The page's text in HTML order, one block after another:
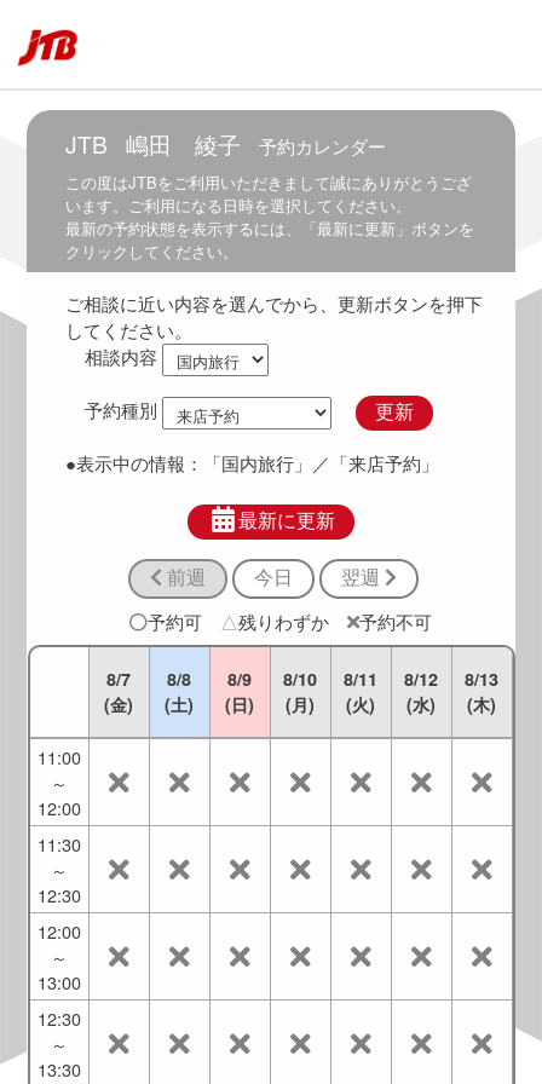
JTB 嶋田 綾子 予約カレンダー
この度はJTBをご利用いただきまして誠にありがとうござ
います。ご利用になる日時を選択してください。
最新の予約状態を表示するには、「最新に更新」ボタンを
クリックしてください。
ご相談に近い内容を選んでから、更新ボタンを押下
してください。
相談内容
予約種別 更新
●表示中の情報： 「国内旅行」 ／「来店予約」
最新に更新
前週 今日 翌週
予約可 △残りわずか 予約不可
8/7
(金)
8/8
(土)
8/9
(日)
8/10
(月)
8/11
(火)
8/12
(水)
8/13
(木)
7:30
7:00
～
8:00
7:30
8:30
8:00
8:30
10:00
11:00
～
12:00
11:30
～
12:30
12:00
～
13:00
12:30
～
13:30